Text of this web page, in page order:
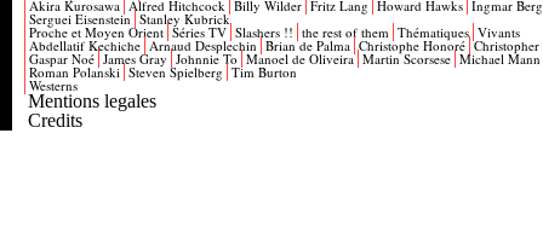
Akira Kurosawa Alfred Hitchcock Billy Wilder Fritz Lang Howard Hawks Ingmar
Serguei Eisenstein Stanley Kubrick
Proche et Moyen Orient Séries TV Slashers !! the rest of them Thématiques Vivants
Abdellatif Kechiche Arnaud Desplechin Brian de Palma Christophe Honoré
Gaspar Noé James Gray Johnnie To Manoel de Oliveira Martin Scorsese Michael Mann
Roman Polanski Steven Spielberg Tim Burton
Westerns
Mentions legales
Credits